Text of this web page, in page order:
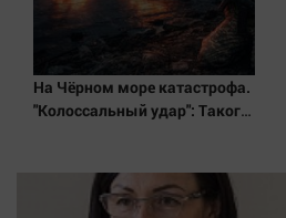
На Чёрном море катастрофа.
"Колоссальный удар": Такого